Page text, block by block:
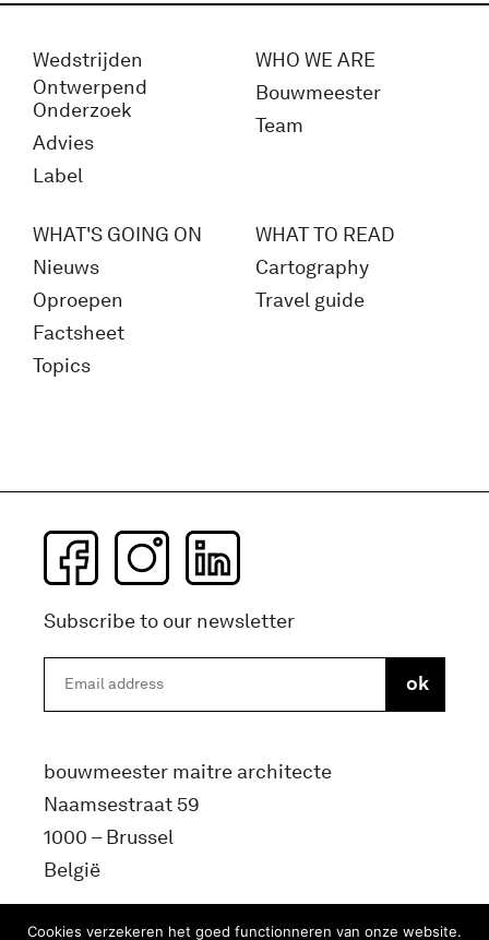
Wedstrijden
Ontwerpend
Onderzoek
Advies
Label
WHO WE ARE
Bouwmeester
Team
WHAT'S GOING ON
Nieuws
Oproepen
Factsheet
Topics
WHAT TO READ
Cartography
Travel guide
Subscribe to our newsletter
bouwmeester maitre architecte
Naamsestraat 59
1000 – Brussel
België
info@bma.brussels
Cookies verzekeren het goed functionneren van onze website.